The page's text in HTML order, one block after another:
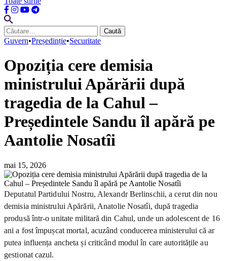
Caută
după:
Guvern•Președinție•Securitate
Opoziția cere demisia
ministrului Apărării după
tragedia de la Cahul –
Președintele Sandu îl apără pe
Aantolie Nosatîi
mai 15, 2026
Deputatul Partidului Nostru, Alexandr Berlinschii, a cerut din nou
demisia ministrului Apărării, Anatolie Nosatîi, după tragedia
produsă într-o unitate militară din Cahul, unde un adolescent de 16
ani a fost împușcat mortal, acuzând conducerea ministerului că ar
putea influența ancheta și criticând modul în care autoritățile au
gestionat cazul.